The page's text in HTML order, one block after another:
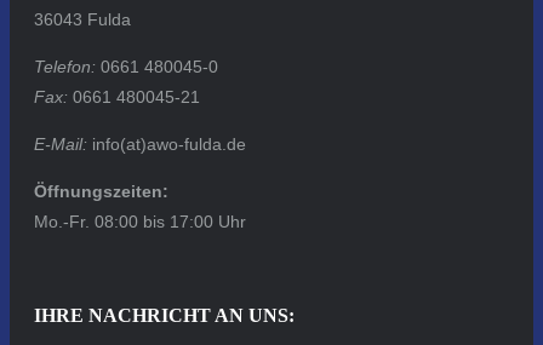
36043 Fulda
Telefon: 0661 480045-0
Fax: 0661 480045-21
E-Mail: info(at)awo-fulda.de
Öffnungszeiten:
Mo.-Fr. 08:00 bis 17:00 Uhr
IHRE NACHRICHT AN UNS: